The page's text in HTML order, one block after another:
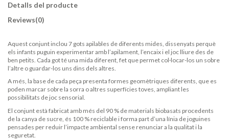
Detalls del producte
Reviews(0)
Aquest conjunt inclou 7 gots apilables de diferents mides, dissenyats perquè
els infants puguin experimentar amb l’apilament, l’encaix i el joc lliure des de
ben petits. Cada got té una mida diferent, fet que permet col·locar-los un sobre
l’altre o guardar-los uns dins dels altres.
A més, la base de cada peça presenta formes geomètriques diferents, que es
poden marcar sobre la sorra o altres superfícies toves, ampliant les
possibilitats de joc sensorial.
El conjunt està fabricat amb més del 90 % de materials biobasats procedents
de la canya de sucre, és 100 % reciclable i forma part d’una línia de joguines
pensades per reduir l’impacte ambiental sense renunciar a la qualitat i la
seguretat.